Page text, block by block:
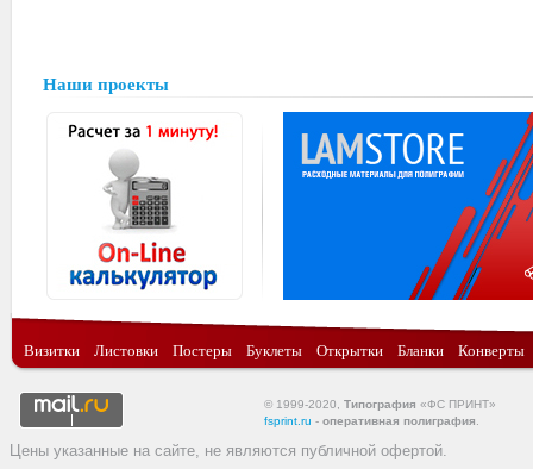
Наши проекты
Визитки Листовки Постеры Буклеты Открытки Бланки Конверты
© 1999-2020, Типография «ФС ПРИНТ»
fsprint.ru - оперативная полиграфия
Цены указанные на сайте, не являются публичной офертой.